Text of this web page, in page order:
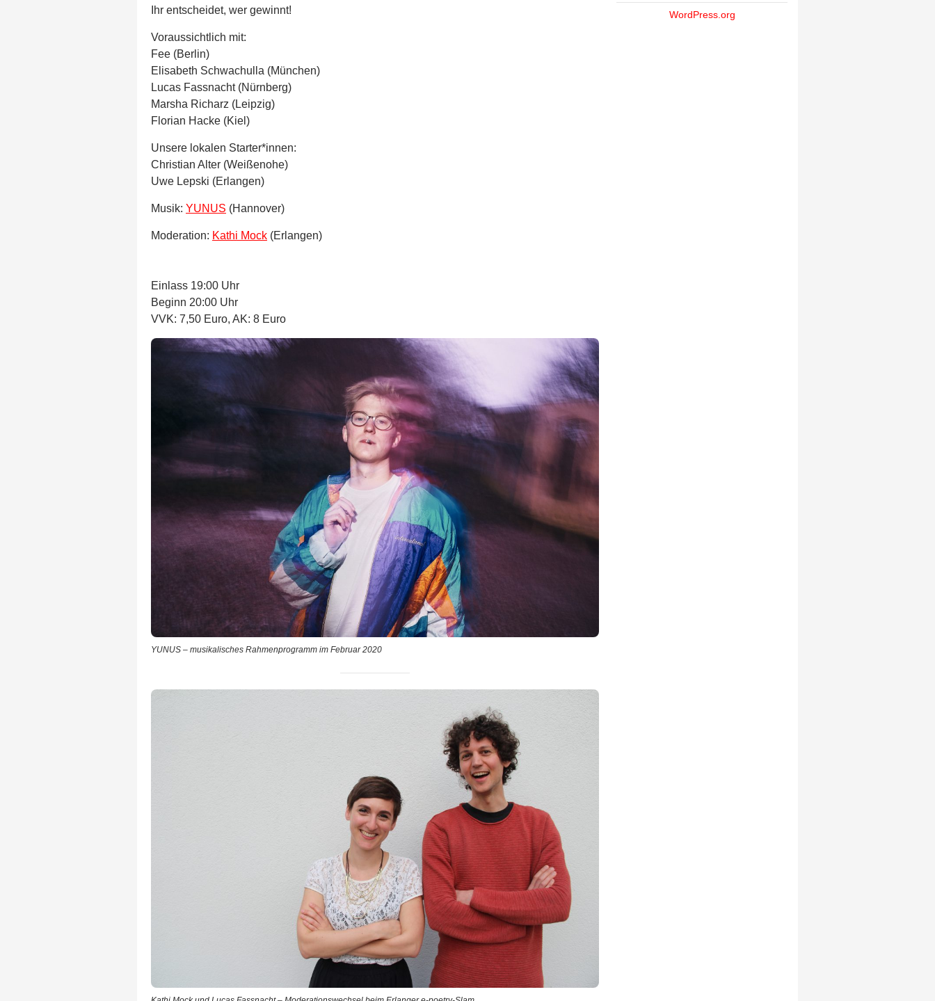
Ihr entscheidet, wer gewinnt!
Voraussichtlich mit:
Fee (Berlin)
Elisabeth Schwachulla (München)
Lucas Fassnacht (Nürnberg)
Marsha Richarz (Leipzig)
Florian Hacke (Kiel)
Unsere lokalen Starter*innen:
Christian Alter (Weißenohe)
Uwe Lepski (Erlangen)
Musik: YUNUS (Hannover)
Moderation: Kathi Mock (Erlangen)
Einlass 19:00 Uhr
Beginn 20:00 Uhr
VVK: 7,50 Euro, AK: 8 Euro
YUNUS – musikalisches Rahmenprogramm im Februar 2020
WordPress.org